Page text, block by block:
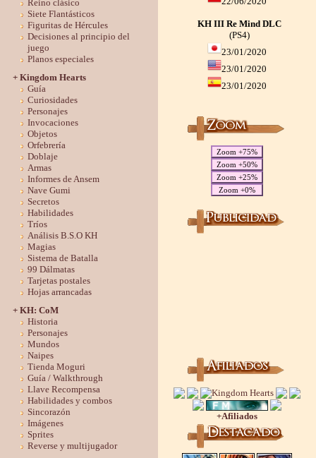
Reino clásico
Siete Flantásticos
Figuritas de Hércules
Decisiones al principio del
juego
Planos especiales
+ Kingdom Hearts
Guía
Curiosidades
Personajes
Invocaciones
Objetos
Orfebrería
Doblaje
Armas
Informes de Ansem
Nave Gumi
Secretos
Habilidades
Tríos
Análisis B.S.O KH
Magias
Sistema de Batalla
99 Dálmatas
Tarjetas postales
Hojas arrancadas
+ KH: CoM
Historia
Personajes
Mundos
Naipes
Tienda Moguri
Guía / Walkthrough
Llave Recompensa
Habilidades y combos
Sincorazón
Imágenes
Sprites
Reverse y multijugador
KH III Re Mind DLC
(PS4)
23/01/2020
23/01/2020
23/01/2020
Zoom +75%
Zoom +50%
Zoom +25%
Zoom +0%
+Afiliados